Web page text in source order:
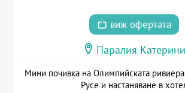
виж офертата
Паралия Катерини
Мини почивка на Олимпийската ривиера
Русе и настаняване в